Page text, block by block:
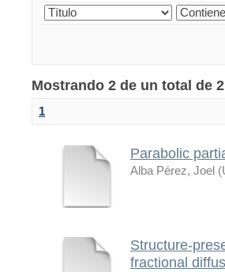
Mostrando 2 de un total de
1
Parabolic
Alba Pérez, Joel (
Structure-
fractional